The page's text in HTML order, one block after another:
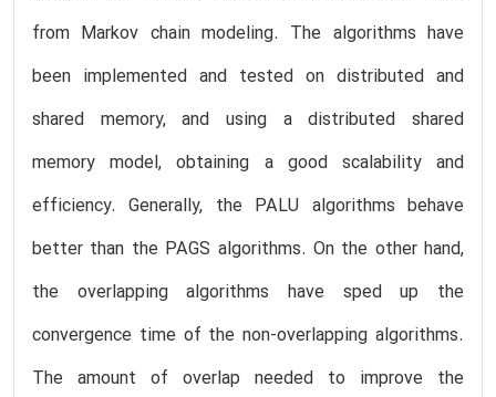
from Markov chain modeling. The algorithms have
been implemented and tested on distributed and
shared memory, and using a distributed shared
memory model, obtaining a good scalability and
efficiency. Generally, the PALU algorithms behave
better than the PAGS algorithms. On the other hand,
the overlapping algorithms have sped up the
convergence time of the non-overlapping algorithms.
The amount of overlap needed to improve the